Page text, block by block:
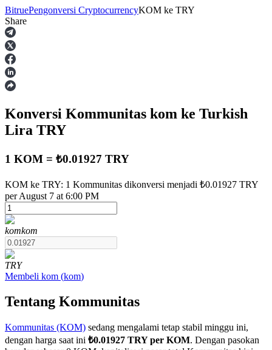
Berjangka
USDT Berjangka
Kontrak berjangka menggunakan USDT sebagai jaminannya
COIN-M Berjangka
BitruePengonversi CryptocurrencyKOM ke TRY
Share
Konversi Kommunitas kom ke Turkish
Lira TRY
1 KOM = ₺0.01927 TRY
KOM ke TRY: 1 Kommunitas dikonversi menjadi ₺0.01927 TRY
per August 7 at 6:00 PM
komkom
TRY
Membeli kom (kom)
Tentang Kommunitas
Kommunitas (KOM) sedang mengalami tetap stabil minggu ini,
dengan harga saat ini ₺0.01927 TRY per KOM. Dengan pasokan